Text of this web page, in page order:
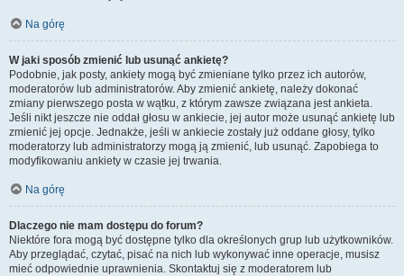
Na górę
W jaki sposób zmienić lub usunąć ankietę?
Podobnie, jak posty, ankiety mogą być zmieniane tylko przez ich autorów,
moderatorów lub administratorów. Aby zmienić ankietę, należy dokonać
zmiany pierwszego posta w wątku, z którym zawsze związana jest ankieta.
Jeśli nikt jeszcze nie oddał głosu w ankiecie, jej autor może usunąć ankietę lub
zmienić jej opcje. Jednakże, jeśli w ankiecie zostały już oddane głosy, tylko
moderatorzy lub administratorzy mogą ją zmienić, lub usunąć. Zapobiega to
modyfikowaniu ankiety w czasie jej trwania.
Na górę
Dlaczego nie mam dostępu do forum?
Niektóre fora mogą być dostępne tylko dla określonych grup lub użytkowników.
Aby przeglądać, czytać, pisać na nich lub wykonywać inne operacje, musisz
mieć odpowiednie uprawnienia. Skontaktuj się z moderatorem lub